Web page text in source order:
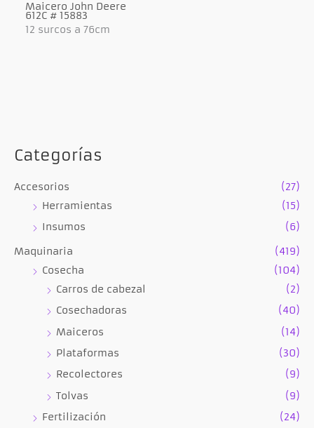
Categorías
Accesorios
(27)
Herramientas
(15)
Insumos
(6)
Maquinaria
(419)
Cosecha
(104)
Carros de cabezal
(2)
Cosechadoras
(40)
Maiceros
(14)
Plataformas
(30)
Recolectores
(9)
Tolvas
(9)
Fertilización
(24)
Maicero John Deere
612C # 15883
12 surcos a 76cm